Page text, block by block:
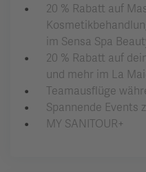
20 % Rabatt auf
im Sensa Spa
20 % Rabatt auf
und mehr im La
Teamausflüge
Spannende Events
MY SANITOUR+